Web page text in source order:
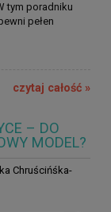
tym poradniku
pełen
czytaj całość »
– DO
MODEL?
Chruścińśka-